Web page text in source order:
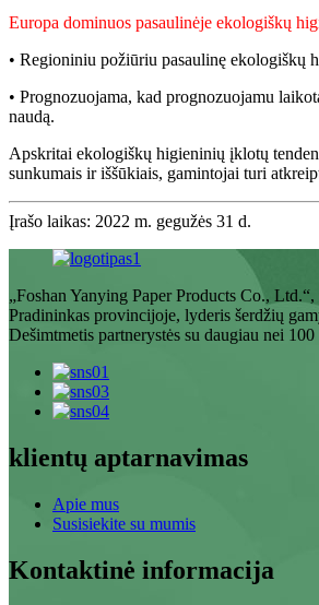
Europa dominuos pasaulinėje ekologiškų
• Regioniniu požiūriu pasaulinę
• Prognozuojama, kad prognozuojamu
naudą.
Apskritai ekologiškų higieninių įklotų
sunkumais ir iššūkiais, gamintojai turi
Įrašo laikas: 2022 m. gegužės 31 d.
„Foshan Yanying Paper Products Co.,
Pradininkas provincijoje, lyderis šerdžių
Dešimtmetis partnerystės su daugiau nei
klientų aptarnavimas
Apie mus
Susisiekite su mumis
Kontaktinė informacija